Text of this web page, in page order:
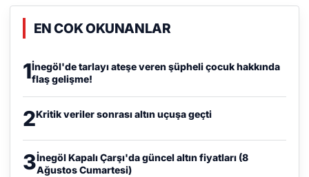
EN COK OKUNANLAR
1İnegöl'de tarlayı ateşe veren şüpheli çocuk hakkında
flaş gelişme!
2Kritik veriler sonrası altın uçuşa geçti
3İnegöl Kapalı Çarşı'da güncel altın fiyatları (8
Ağustos Cumartesi)